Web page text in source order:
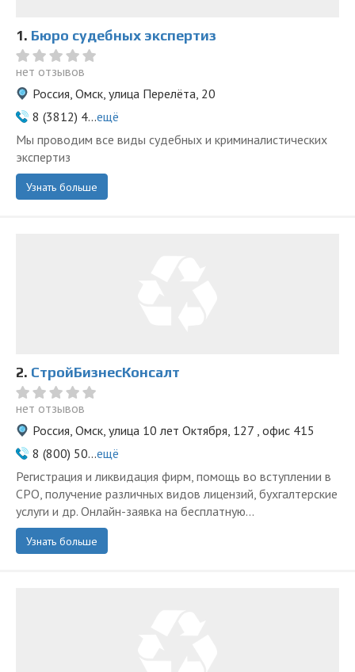
1. Бюро судебных экспертиз
нет отзывов
Россия, Омск, улица Перелёта, 20
8 (3812) 4...ещё
Мы проводим все виды судебных и криминалистических
экспертиз
Узнать больше
2. СтройБизнесКонсалт
нет отзывов
Россия, Омск, улица 10 лет Октября, 127 , офис 415
8 (800) 50...ещё
Регистрация и ликвидация фирм, помощь во вступлении в
СРО, получение различных видов лицензий, бухгалтерские
услуги и др. Онлайн-заявка на бесплатную...
Узнать больше